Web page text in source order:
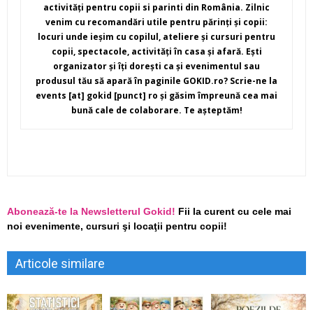
activităţi pentru copii si parinti din România. Zilnic
venim cu recomandări utile pentru părinţi şi copii:
locuri unde ieşim cu copilul, ateliere şi cursuri pentru
copii, spectacole, activităţi în casa şi afară. Eşti
organizator şi îţi doreşti ca şi evenimentul sau
produsul tău să apară în paginile GOKID.ro? Scrie-ne la
events [at] gokid [punct] ro şi găsim împreună cea mai
bună cale de colaborare. Te aşteptăm!
Abonează-te la Newsletterul Gokid! Fii la curent cu cele mai
noi evenimente, cursuri şi locaţii pentru copii!
Articole similare